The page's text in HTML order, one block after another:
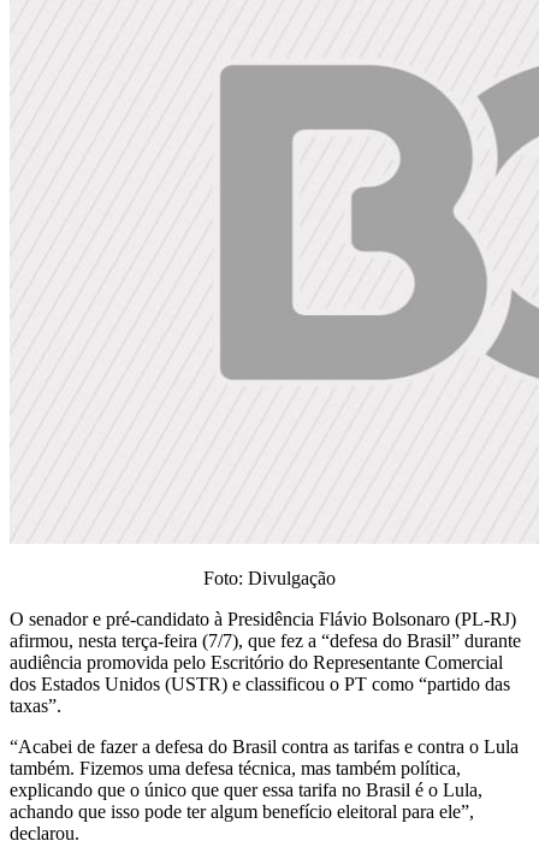
Foto: Divulgação
O senador e pré-candidato à Presidência Flávio Bolsonaro (PL-RJ)
afirmou, nesta terça-feira (7/7), que fez a “defesa do Brasil” durante
audiência promovida pelo Escritório do Representante Comercial
dos Estados Unidos (USTR) e classificou o PT como “partido das
taxas”.
“Acabei de fazer a defesa do Brasil contra as tarifas e contra o Lula
também. Fizemos uma defesa técnica, mas também política,
explicando que o único que quer essa tarifa no Brasil é o Lula,
achando que isso pode ter algum benefício eleitoral para ele”,
declarou.